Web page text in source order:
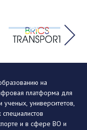
на
платформа для
ученых, университетов,
и в сфере ВО и